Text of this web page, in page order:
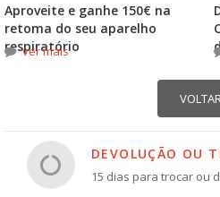
Aproveite e ganhe 150€ na
retoma do seu aparelho
respiratório
ver mais
DEVOLUÇÃO OU
15 dias para trocar ou